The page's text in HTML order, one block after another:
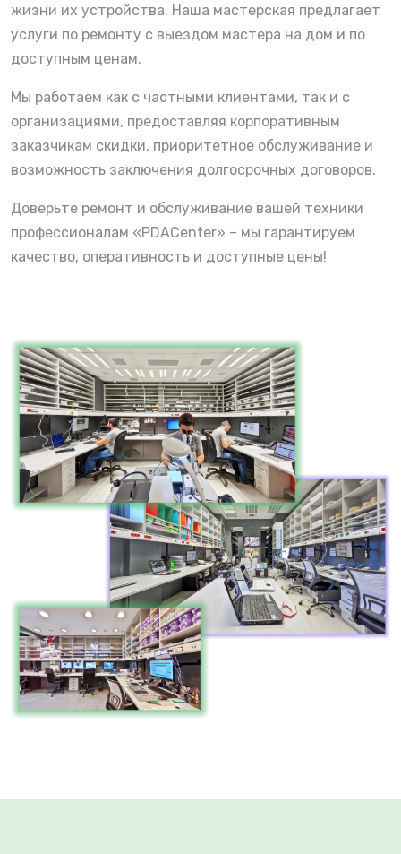
жизни их устройства. Наша мастерская предлагает
услуги по ремонту с выездом мастера на дом и по
доступным ценам.
Мы работаем как с частными клиентами, так и с
организациями, предоставляя корпоративным
заказчикам скидки, приоритетное обслуживание и
возможность заключения долгосрочных договоров.
Доверьте ремонт и обслуживание вашей техники
профессионалам «PDACenter» – мы гарантируем
качество, оперативность и доступные цены!